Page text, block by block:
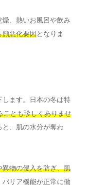
、熱いお風呂や飲み
顔悪化要因となりま
ます。日本の冬は特
ことも珍しくありませ
、肌の水分が奪わ
異物の侵入を防ぎ、肌
バリア機能が正常に働